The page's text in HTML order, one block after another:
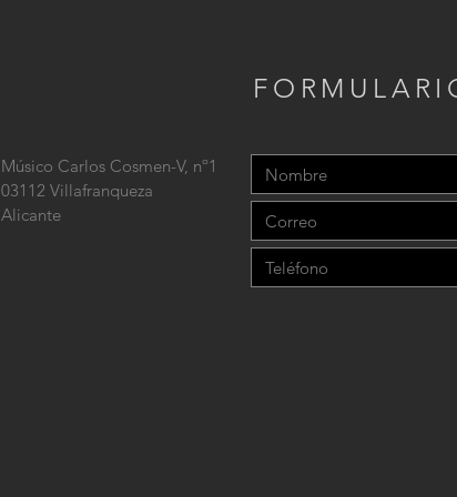
Músico Carlos Cosmen-V, nº1
03112 Villafranqueza
Alicante